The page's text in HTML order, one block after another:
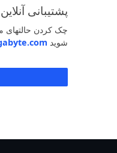
پشتیبانی آنلاین
چک کردن حالتهای
شوید